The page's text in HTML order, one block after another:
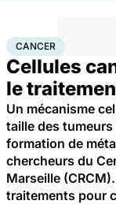
AccueilSanté
CANCER
Cellules
le
Un mécanisme
taille des
formation de
chercheurs du
Marseille
traitements pour